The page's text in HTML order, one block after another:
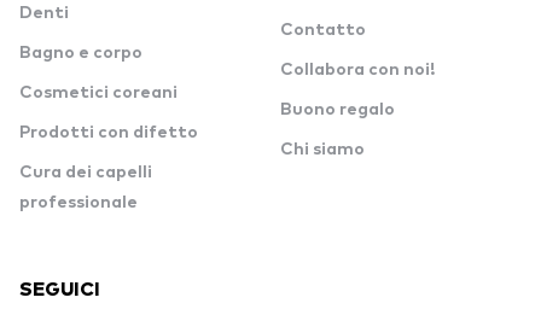
Denti
Bagno e corpo
Cosmetici coreani
Prodotti con difetto
Cura dei capelli
professionale
Contatto
Collabora con noi!
Buono regalo
Chi siamo
SEGUICI